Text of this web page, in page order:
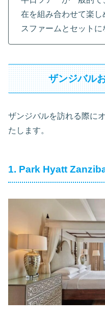
在を組み合わせて楽
スファームとセットに
ザンジバル
ザンジバルを訪れる際に
たします。
1. Park Hyatt